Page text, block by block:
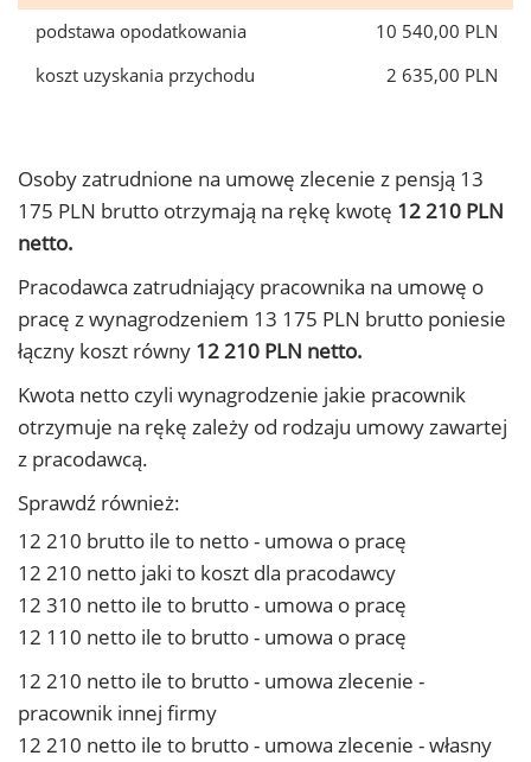
podstawa opodatkowania
10 540,00 PLN
koszt uzyskania przychodu
2 635,00 PLN
Osoby zatrudnione na umowę zlecenie z pensją 13
175 PLN brutto otrzymają na rękę kwotę 12 210 PLN
netto.
Pracodawca zatrudniający pracownika na umowę o
pracę z wynagrodzeniem 13 175 PLN brutto poniesie
łączny koszt równy 12 210 PLN netto.
Kwota netto czyli wynagrodzenie jakie pracownik
otrzymuje na rękę zależy od rodzaju umowy zawartej
z pracodawcą.
Sprawdź również:
12 210 brutto ile to netto - umowa o pracę
12 210 netto jaki to koszt dla pracodawcy
12 310 netto ile to brutto - umowa o pracę
12 110 netto ile to brutto - umowa o pracę
12 210 netto ile to brutto - umowa zlecenie -
pracownik innej firmy
12 210 netto ile to brutto - umowa zlecenie - własny